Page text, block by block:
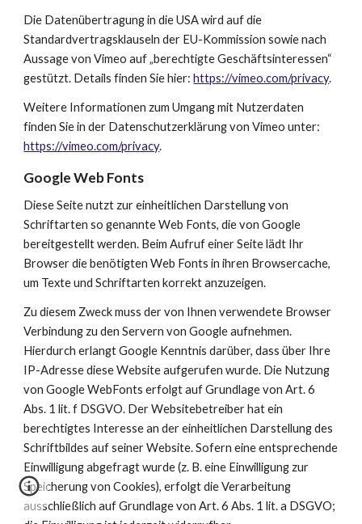
Die Datenübertragung in die USA wird auf die
Standardvertragsklauseln der EU-Kommission sowie nach
Aussage von Vimeo auf „berechtigte Geschäftsinteressen“
gestützt. Details finden Sie hier: https://vimeo.com/privacy.
Weitere Informationen zum Umgang mit Nutzerdaten
finden Sie in der Datenschutzerklärung von Vimeo unter:
https://vimeo.com/privacy.
Google Web Fonts
Diese Seite nutzt zur einheitlichen Darstellung von
Schriftarten so genannte Web Fonts, die von Google
bereitgestellt werden. Beim Aufruf einer Seite lädt Ihr
Browser die benötigten Web Fonts in ihren Browsercache,
um Texte und Schriftarten korrekt anzuzeigen.
Zu diesem Zweck muss der von Ihnen verwendete Browser
Verbindung zu den Servern von Google aufnehmen.
Hierdurch erlangt Google Kenntnis darüber, dass über Ihre
IP-Adresse diese Website aufgerufen wurde. Die Nutzung
von Google WebFonts erfolgt auf Grundlage von Art. 6
Abs. 1 lit. f DSGVO. Der Websitebetreiber hat ein
berechtigtes Interesse an der einheitlichen Darstellung des
Schriftbildes auf seiner Website. Sofern eine entsprechende
Einwilligung abgefragt wurde (z. B. eine Einwilligung zur
Speicherung von Cookies), erfolgt die Verarbeitung
ausschließlich auf Grundlage von Art. 6 Abs. 1 lit. a DSGVO;